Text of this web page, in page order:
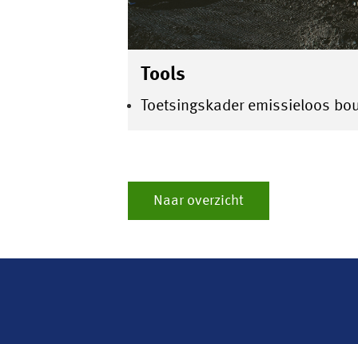
Tools
Toetsingskader emissieloos
Naar overzicht